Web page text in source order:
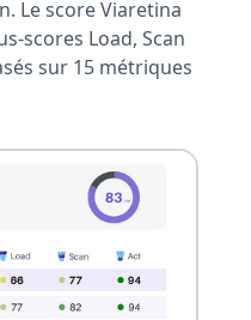
Le score Viaretina
scores Load, Scan
sur 15 métriques